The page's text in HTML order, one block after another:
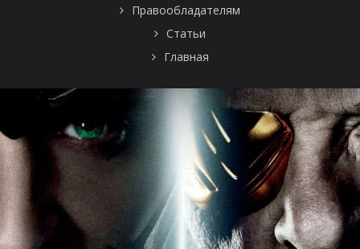
Правообладателям
Статьи
Главная